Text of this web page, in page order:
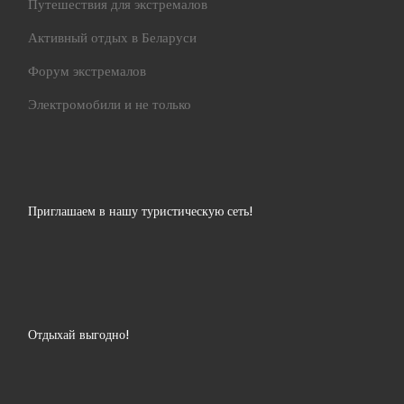
Путешествия для экстремалов
Активный отдых в Беларуси
Форум экстремалов
Электромобили и не только
Приглашаем в нашу туристическую сеть!
Отдыхай выгодно!